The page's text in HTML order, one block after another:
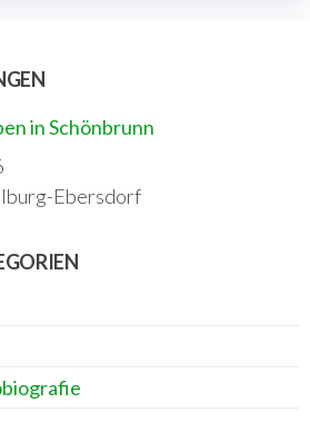
in Schönbrunn
Ebersdorf